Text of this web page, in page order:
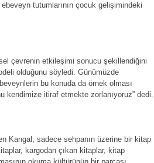
tutumlarının çocuk gelişimindeki
çevrenin etkileşimi sonucu şekillendiğini
olduğunu söyledi. Günümüzde
bu konuda da örnek olması
kendimize itiraf etmekte zorlanıyoruz” dedi.
Kangal, sadece sehpanın üzerine bir kitap
kargodan çıkan kitaplar, kitap